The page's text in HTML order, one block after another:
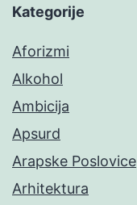
Kategorije
Aforizmi
Alkohol
Ambicija
Apsurd
Arapske Poslovice
Arhitektura